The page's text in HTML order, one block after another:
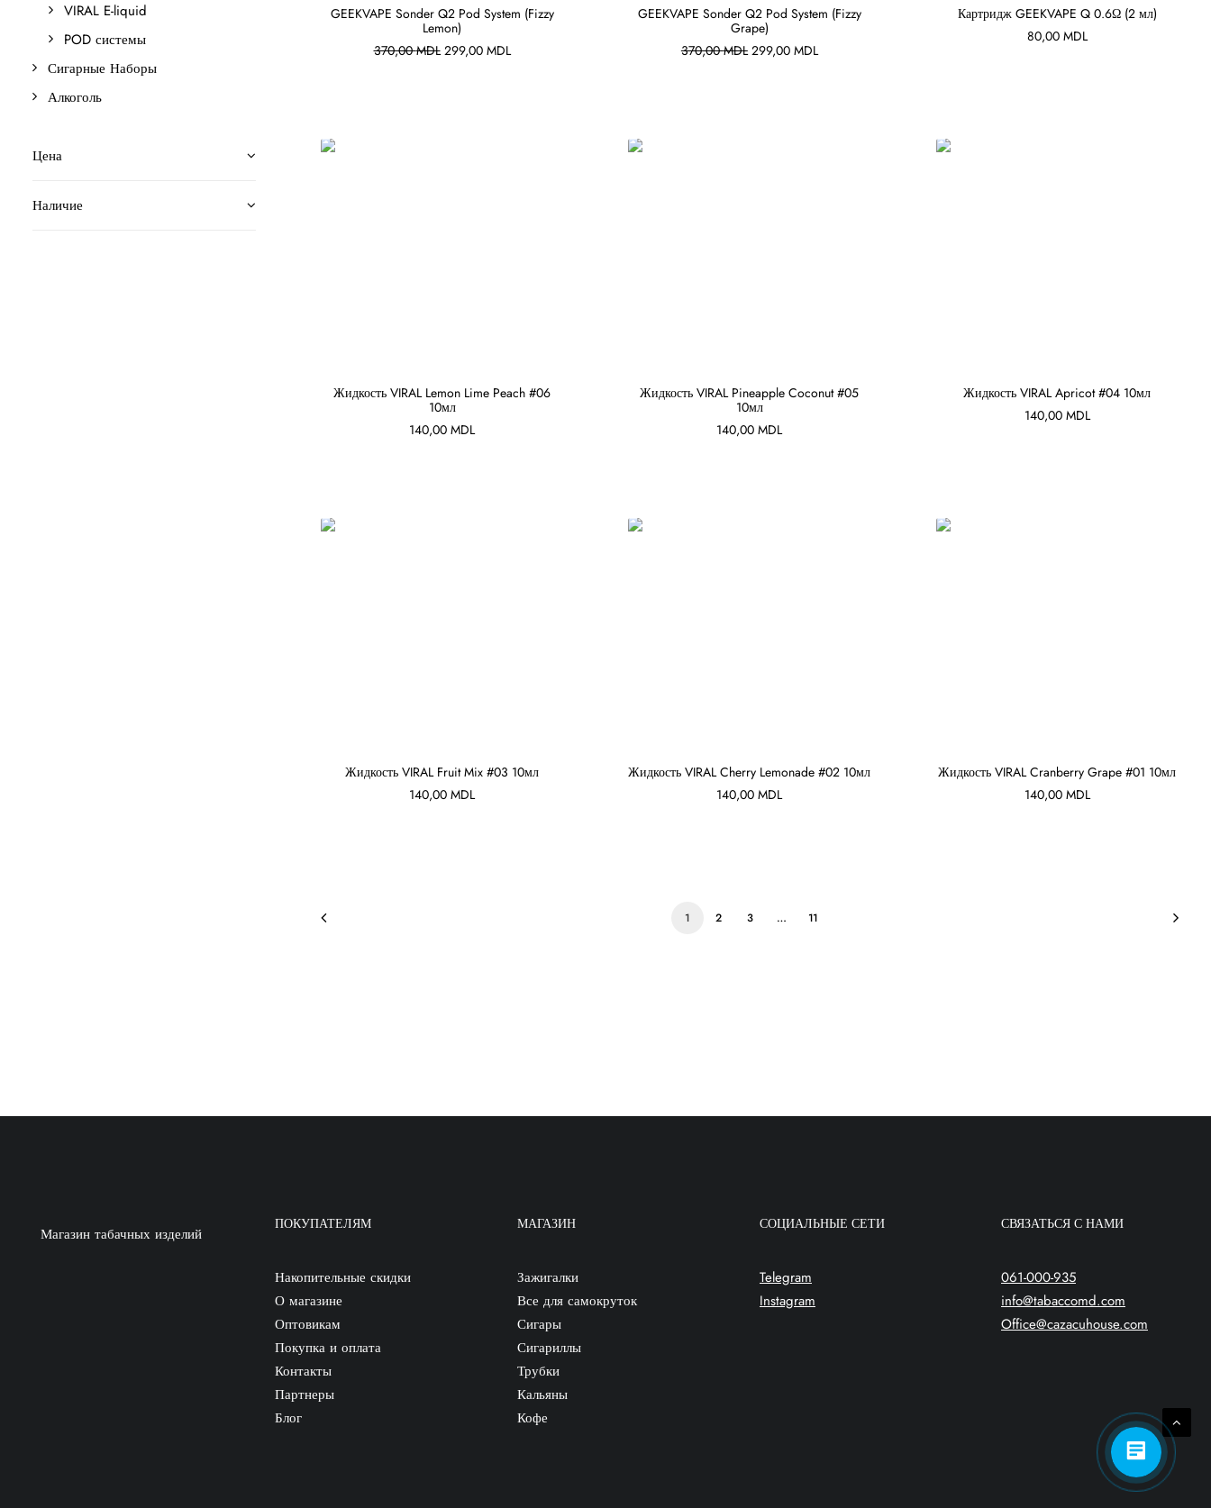
VIRAL E-liquid
POD системы
Сигарные Наборы
Алкоголь
Цена
Наличие
В КОРЗИНУ
GEEKVAPE Sonder Q2 Pod System (Fizzy
Lemon)
370,00MDL Первоначальная
299,00 MDLТекущая
В КОРЗИНУ
GEEKVAPE Sonder Q2 Pod System (Fizzy
Grape)
370,00MDL Первоначальная
299,00 MDLТекущая
В КОРЗИНУ
Картридж GEEKVAPE Q 0.6Ω (2 мл)
80,00 MDL
В КОРЗИНУ
Жидкость VIRAL Lemon Lime Peach #06
10мл
140,00 MDL
В КОРЗИНУ
Жидкость VIRAL Pineapple Coconut #05
10мл
140,00MDL
В КОРЗИНУ
Жидкость VIRAL Apricot #04 10мл
140,00 MDL
В КОРЗИНУ
Жидкость VIRAL Fruit Mix #03 10мл
140,00 MDL В КОРЗИНУ
Жидкость VIRAL Cherry Lemonade #02 10мл
140,00MDL В КОРЗИНУ
Жидкость VIRAL Cranberry Grape #01 10мл
140,00 MDL
1 2 3 … 11
Магазин табачных изделий
ПОКУПАТЕЛЯМ
Накопительные скидки
О магазине
Оптовикам
Покупка и оплата
Контакты
Партнеры
Блог
МАГАЗИН
Зажигалки
Все для самокруток
Сигары
Сигариллы
Трубки
Кальяны
Кофе
СОЦИАЛЬНЫЕ СЕТИ
Telegram
Instagram
СВЯЗАТЬСЯ С НАМИ
061-000-935
info@tabaccomd.com
Office@cazacuhouse.com